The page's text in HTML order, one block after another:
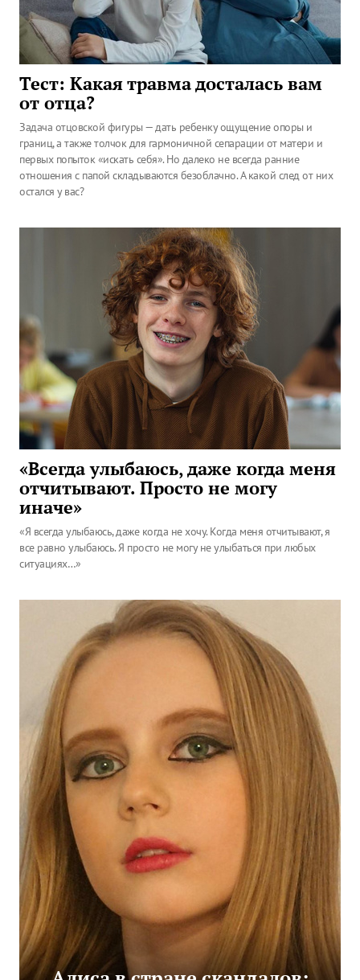
Тест: Какая травма досталась вам
от отца?
Задача отцовской фигуры — дать ребенку ощущение опоры и
границ, а также толчок для гармоничной сепарации от матери и
первых попыток «искать себя». Но далеко не всегда ранние
отношения с папой складываются безоблачно. А какой след от них
остался у вас?
«Всегда улыбаюсь, даже когда меня
отчитывают. Просто не могу
иначе»
«Я всегда улыбаюсь, даже когда не хочу. Когда меня отчитывают, я
все равно улыбаюсь. Я просто не могу не улыбаться при любых
ситуациях…»